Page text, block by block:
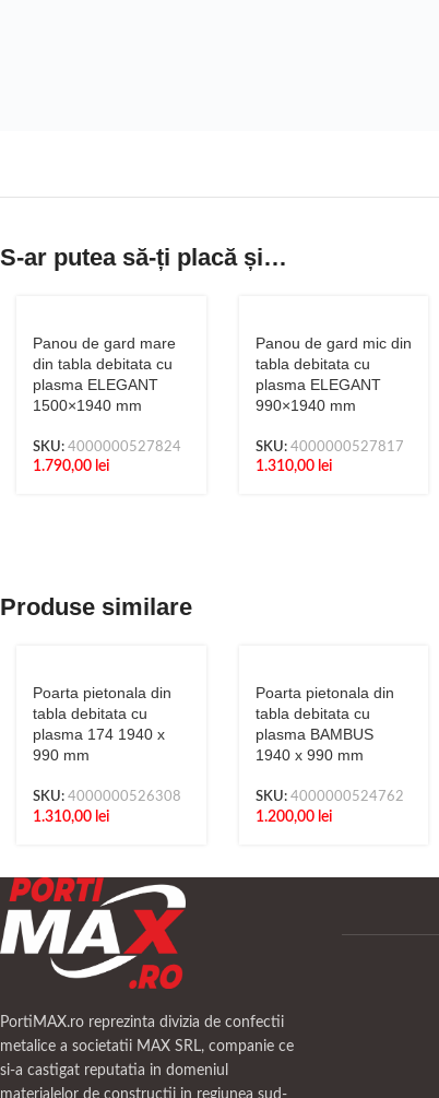
S-ar putea să-ți placă și…
Panou de gard mare
din tabla debitata cu
plasma ELEGANT
1500×1940 mm
SKU: 4000000527824
1.790,00 lei
Panou de gard mic din
tabla debitata cu
plasma ELEGANT
990×1940 mm
SKU: 4000000527817
1.310,00 lei
Produse similare
Poarta pietonala din
tabla debitata cu
plasma 174 1940 x
990 mm
SKU: 4000000526308
1.310,00 lei
Poarta pietonala din
tabla debitata cu
plasma BAMBUS
1940 x 990 mm
SKU: 4000000524762
1.200,00 lei
PortiMAX.ro reprezinta divizia de confectii
metalice a societatii MAX SRL, companie ce
si-a castigat reputatia in domeniul
materialelor de constructii in regiunea sud-